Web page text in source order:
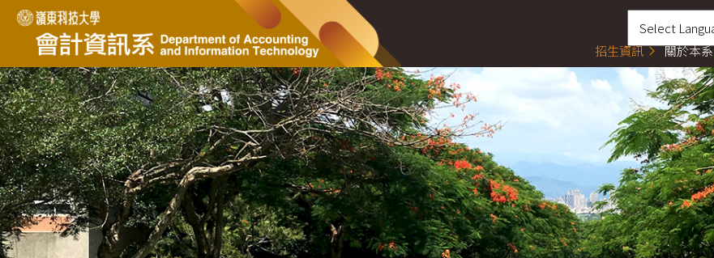
跳
到
要
內
容
區
招生資訊 關於本系